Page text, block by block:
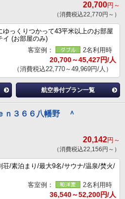
20,700円～
（消費税込22,770円～）
ゆっくりつかって43平米以上のお部屋
イ (お部屋のみ)
客室例：
2名利用時
20,700～45,427円/人
（消費税込22,770～49,969円/人）
航空券付プラン一覧
ｎ３６６八幡野 ＾
20,142円～
（消費税込22,156円～）
荘/素泊まり/最大9名/サウナ/温泉/焚火/
客室例：
2名利用時
36,540～52,200円/人